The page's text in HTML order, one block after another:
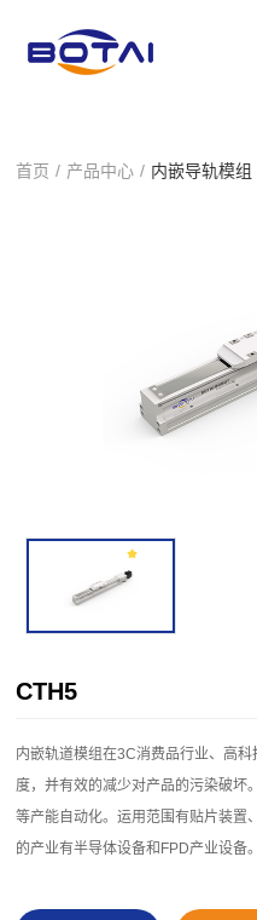
首页 / 产品中心 / 内嵌导轨模组
CTH5
内嵌轨道模组在3C消费品行业、高
度，并有效的减少对产品的污染破坏
等产能自动化。运用范围有贴片装置
的产业有半导体设备和FPD产业设备。